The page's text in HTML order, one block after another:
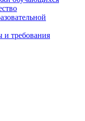
и требования